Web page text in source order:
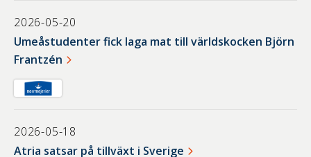
2026-05-20
Umeåstudenter fick laga mat till världskocken Björn
Frantzén
2026-05-18
Atria satsar på tillväxt i Sverige